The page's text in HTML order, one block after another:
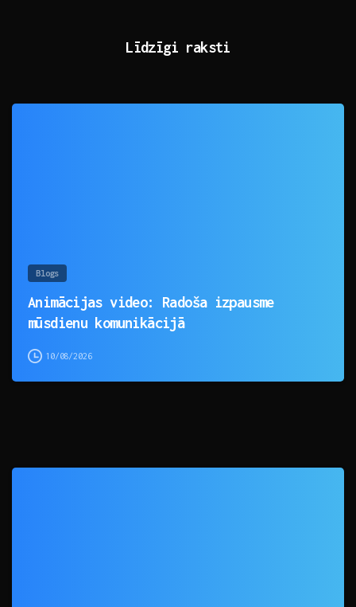
Līdzīgi raksti
Blogs
Animācijas video: Radoša izpausme
mūsdienu komunikācijā
10/08/2026